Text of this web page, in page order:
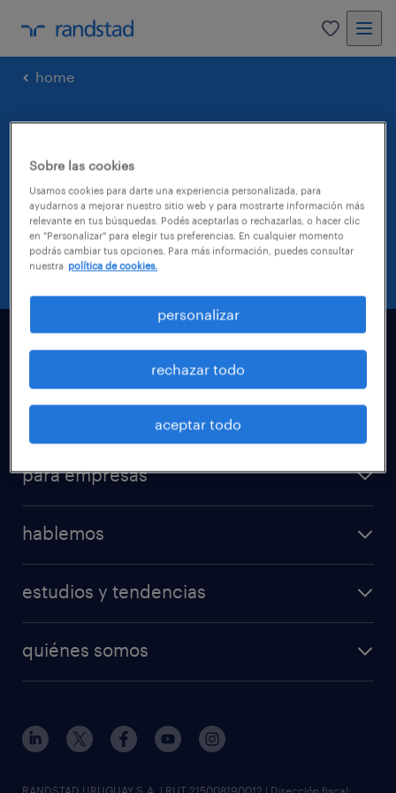
0
home
por elegirnos!
Un consultor de Randstad se comunicará con
vos para brindarte la ayuda necesaria.
encontrar trabajo
para empresas
hablemos
estudios y tendencias
quiénes somos
RANDSTAD URUGUAY S.A. | RUT 215008190012 | Dirección fiscal:
Sobre las cookies
Usamos cookies para darte una experiencia personalizada, para
ayudarnos a mejorar nuestro sitio web y para mostrarte información más
relevante en tus búsquedas. Podés aceptarlas o rechazarlas, o hacer clic
en "Personalizar" para elegir tus preferencias. En cualquier momento
podrás cambiar tus opciones. Para más información, puedes consultar
nuestra política de cookies.
personalizar
rechazar todo
aceptar todo